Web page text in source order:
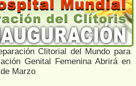
Clitorial del Mundo para
Genital Femenina Abrirá en
Marzo